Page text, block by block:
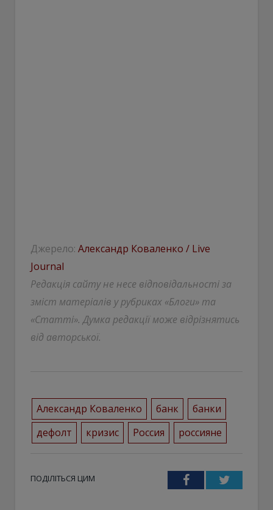
Джерело: Александр Коваленко / Live
Journal
Редакція сайту не несе відповідальності за
зміст матеріалів у рубриках «Блоги» та
«Статті». Думка редакції може відрізнятись
від авторської.
Александр Коваленко банк
банки
дефолт
кризис Россия россияне
ПОДІЛІТЬСЯ ЦИМ FacebookTwitter